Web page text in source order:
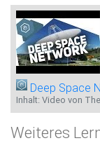
Deep Space
Inhalt: Video von
Weiteres